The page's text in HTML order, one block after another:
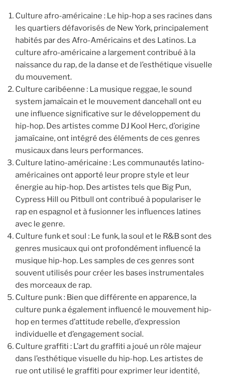
Culture afro-américaine : Le hip-hop a ses racines dans
les quartiers défavorisés de New York, principalement
habités par des Afro-Américains et des Latinos. La
culture afro-américaine a largement contribué à la
naissance du rap, de la danse et de l’esthétique visuelle
du mouvement.
Culture caribéenne : La musique reggae, le sound
system jamaïcain et le mouvement dancehall ont eu
une influence significative sur le développement du
hip-hop. Des artistes comme DJ Kool Herc, d’origine
jamaïcaine, ont intégré des éléments de ces genres
musicaux dans leurs performances.
Culture latino-américaine : Les communautés latino-
américaines ont apporté leur propre style et leur
énergie au hip-hop. Des artistes tels que Big Pun,
Cypress Hill ou Pitbull ont contribué à populariser le
rap en espagnol et à fusionner les influences latines
avec le genre.
Culture funk et soul : Le funk, la soul et le R&B sont des
genres musicaux qui ont profondément influencé la
musique hip-hop. Les samples de ces genres sont
souvent utilisés pour créer les bases instrumentales
des morceaux de rap.
Culture punk : Bien que différente en apparence, la
culture punk a également influencé le mouvement hip-
hop en termes d’attitude rebelle, d’expression
individuelle et d’engagement social.
Culture graffiti : L’art du graffiti a joué un rôle majeur
dans l’esthétique visuelle du hip-hop. Les artistes de
rue ont utilisé le graffiti pour exprimer leur identité,